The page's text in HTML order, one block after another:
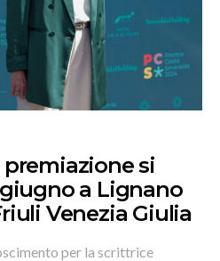
si
a Lignano
Venezia Giulia
per la scrittrice